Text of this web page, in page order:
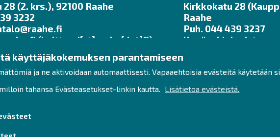
käyttäjäkokemuksen parantamiseen
ja ne aktivoidaan automaattisesti. Vapaaehtoisia evästeitä käytetään
tahansa Evästeasetukset-linkin kautta.
Lisätietoa evästeistä.
(2. krs.), 92100 Raahe
3232
raahe.fi (kulttuuri[at]raahe[dot]fi)
ma – pe klo 11 – 17
kesäaukioloajat:
11 – 17, la – su klo 12 – 16
#raahesali
Kirkkokatu 28
Raahe
Puh. 044 439 3237
Kesäaukioloajat ma
lipunmyynti
Liput netistä: